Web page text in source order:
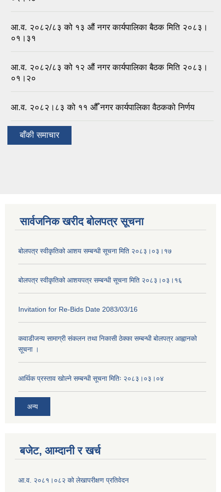
आ.व. २०८२/८३ को १३ औ‍ं नगर कार्यपालिका बैठक मिति २०८३।
०१।३१
आ.व. २०८२/८३ को १२ औ‍ं नगर कार्यपालिका बैठक मिति २०८३।
०१।२०
आ.व. २०८२।८३ को ११ औँ नगर कार्यपालिका वैठकको निर्णय
बाँकी समाचार
सार्वजनिक खरीद बोलपत्र सूचना
बोलपत्र स्वीकृतिको आशय सम्बन्धी सूचना मिति २०८३।०३।१७
बोलपत्र स्वीकृतिको आशयपत्र सम्बन्धी सूचना मिति २०८३।०३।१६
Invitation for Re-Bids Date 2083/03/16
कवाडीजन्य सामाग्री संकलन तथा निकासी ठेक्का सम्बन्धी बोलपत्र आह्वानको
सूचना ।
आर्थिक प्रस्ताव खोल्ने सम्बन्धी सूचना मितिः २०८३।०३।०४
अन्य
बजेट, आम्दानी र खर्च
आ.व. २०८१।०८२ को लेखापरीक्षण प्रतिवेदन